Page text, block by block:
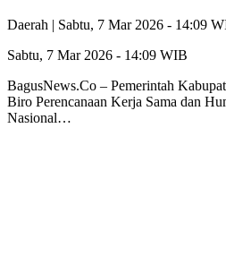
Daerah | Sabtu, 7 Mar 2026 - 14:09
Sabtu, 7 Mar 2026 - 14:09 WIB
BagusNews.Co – Pemerintah
Biro Perencanaan Kerja Sama dan
Nasional…